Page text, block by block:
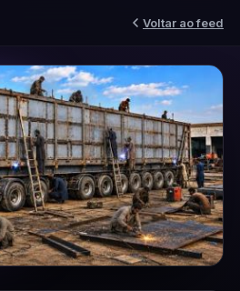
Voltar ao feed